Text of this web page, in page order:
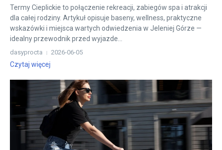
Termy Cieplickie to połączenie rekreacji, zabiegów spa i atrakcji
dla całej rodziny. Artykuł opisuje baseny, wellness, praktyczne
wskazówki i miejsca wartych odwiedzenia w Jeleniej Górze —
idealny przewodnik przed wyjazde...
dasyprocta 2026-06-05
Czytaj więcej